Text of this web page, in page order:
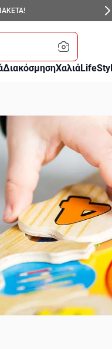
ΔιακόσμησηΧαλιά